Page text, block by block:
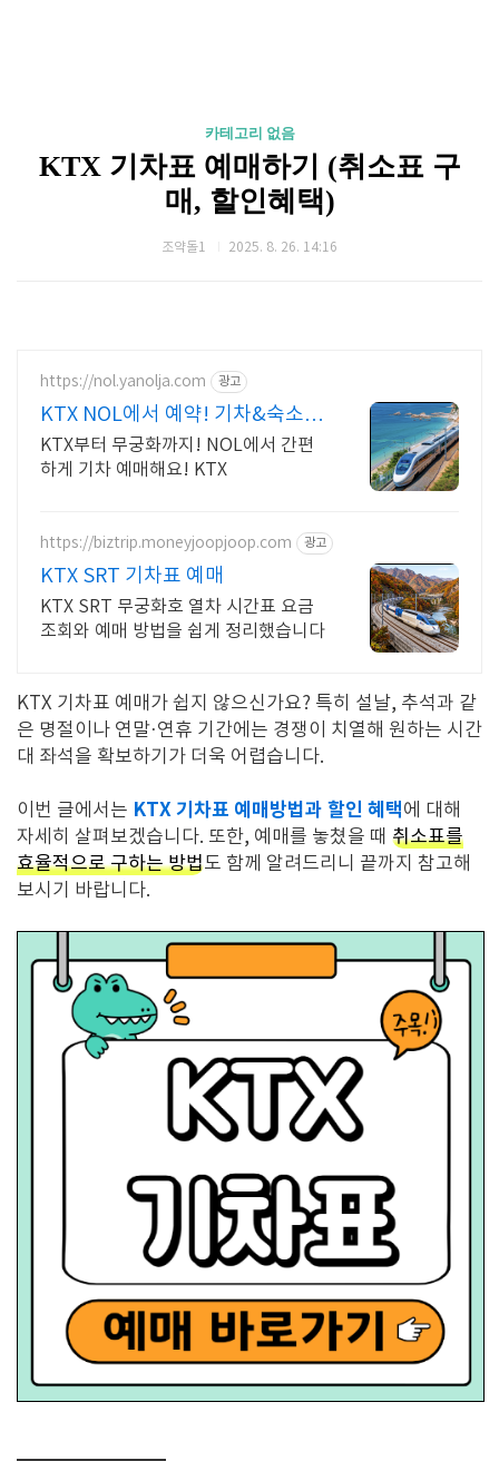
카테고리 없음
KTX 기차표 예매하기 (취소표 구
매, 할인혜택)
조약돌1 2025. 8. 26. 14:16
https://nol.yanolja.com 광고
KTX NOL에서 예약! 기차&숙소
묶음 할인
KTX부터 무궁화까지! NOL에서 간편
하게 기차 예매해요! KTX
https://biztrip.moneyjoopjoop.com 광고
KTX SRT 기차표 예매
KTX SRT 무궁화호 열차 시간표 요금
조회와 예매 방법을 쉽게 정리했습니다
KTX 기차표 예매가 쉽지 않으신가요? 특히 설날, 추석과 같
은 명절이나 연말·연휴 기간에는 경쟁이 치열해 원하는 시간
대 좌석을 확보하기가 더욱 어렵습니다.
이번 글에서는 KTX 기차표 예매방법과 할인 혜택에 대해
자세히 살펴보겠습니다. 또한, 예매를 놓쳤을 때 취소표를
효율적으로 구하는 방법도 함께 알려드리니 끝까지 참고해
보시기 바랍니다.